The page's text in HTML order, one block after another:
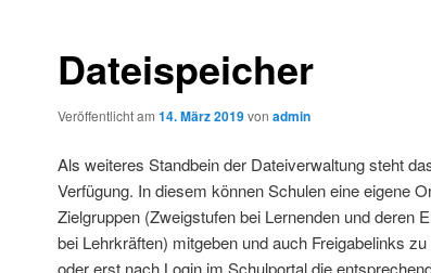
Dateispeicher
Veröffentlicht am 14. März 2019von admin
Als weiteres Standbein der Dateiverwaltung steht
Verfügung. In diesem können Schulen eine eigene
Zielgruppen (Zweigstufen bei Lernenden und deren
bei Lehrkräften) mitgeben und auch Freigabelinks
oder erst nach Login im Schulportal die